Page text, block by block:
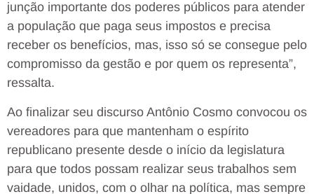
junção importante dos poderes públicos para atender
a população que paga seus impostos e precisa
receber os benefícios, mas, isso só se consegue pelo
compromisso da gestão e por quem os representa”,
ressalta.
Ao finalizar seu discurso Antônio Cosmo convocou os
vereadores para que mantenham o espírito
republicano presente desde o início da legislatura
para que todos possam realizar seus trabalhos sem
vaidade, unidos, com o olhar na política, mas sempre